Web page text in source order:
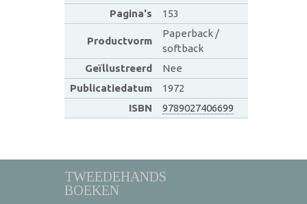
Pagina's
153
Productvorm
Paperback /
softback
Geïllustreerd
Nee
Publicatiedatum
1972
ISBN
9789027406699
TWEEDEHANDS
BOEKEN